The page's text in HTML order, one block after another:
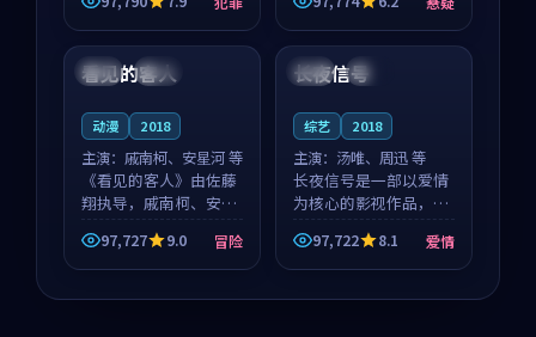
人物成长展开，整体节
奏紧凑，值得推荐观
长展开，整体节奏紧
凑，值得推荐观看。
泰国 完结
看见的客人
动漫 2018
主演： 戚南柯、安星河 等
《看见的客人》由佐藤
翔执导，戚南柯、安星
河领衔主演，是一部
2018年上映的泰国冒险
动漫。影片以海岸抒情
97,727 9.0 冒险
泰国 热播
长夜信号
综艺 2018
主演： 汤唯、周迅 等
长夜信号是一部以爱情
为核心的影视作品，围
绕危机、反转与人物成
长展开，整体节奏紧
凑，值得推荐观看。
97,722 8.1 爱情